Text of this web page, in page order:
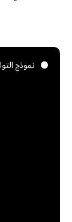
نموذج